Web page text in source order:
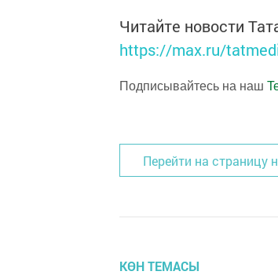
Читайте новости
https://max.ru/
Подписывайтесь на наш
Перейти на страницу
КӨН ТЕМАСЫ